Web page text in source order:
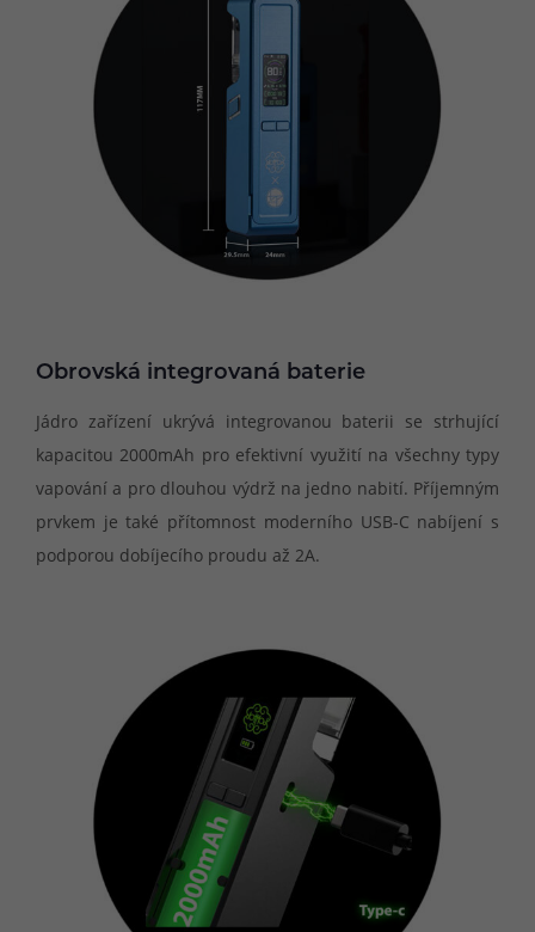
Obrovská integrovaná baterie
Jádro zařízení ukrývá integrovanou baterii se strhující
kapacitou 2000mAh pro efektivní využití na všechny typy
vapování a pro dlouhou výdrž na jedno nabití. Příjemným
prvkem je také přítomnost moderního USB-C nabíjení s
podporou dobíjecího proudu až 2A.